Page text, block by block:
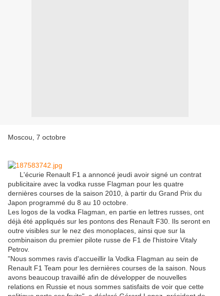
Moscou, 7 octobre
L'écurie Renault F1 a annoncé jeudi avoir signé un contrat
publicitaire avec la vodka russe Flagman pour les quatre
dernières courses de la saison 2010, à partir du Grand Prix du
Japon programmé du 8 au 10 octobre.
Les logos de la vodka Flagman, en partie en lettres russes, ont
déjà été appliqués sur les pontons des Renault F30. Ils seront en
outre visibles sur le nez des monoplaces, ainsi que sur la
combinaison du premier pilote russe de F1 de l'histoire Vitaly
Petrov.
"Nous sommes ravis d'accueillir la Vodka Flagman au sein de
Renault F1 Team pour les dernières courses de la saison. Nous
avons beaucoup travaillé afin de développer de nouvelles
relations en Russie et nous sommes satisfaits de voir que cette